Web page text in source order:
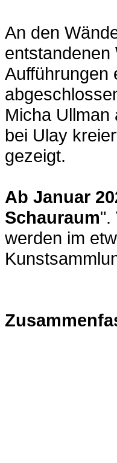
An den
entstandenen
Aufführungen
Micha
bei Ulay
gezeigt.
Ab Januar
Schauraum".
werden im